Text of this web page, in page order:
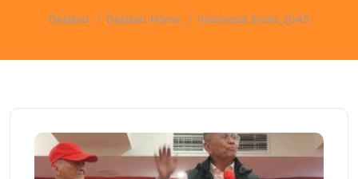
Dejabar Dejabar Home Indonesia Emas 2045